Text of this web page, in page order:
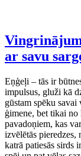
ar savu
Eņģeļi – tās ir
impulsus, gluži kā
gūstam spēku
ģimene, bet tikai
pavadoņiem, kas
izvēlētās
katrā patiesās sirds